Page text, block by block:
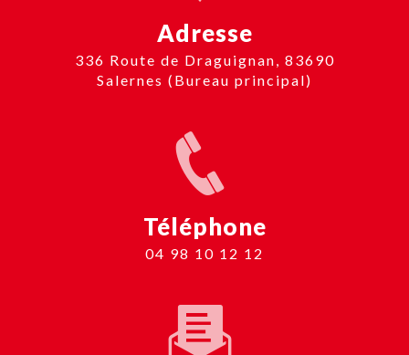
Adresse
336 Route de Draguignan, 83690
Salernes (Bureau principal)
Téléphone
04 98 10 12 12